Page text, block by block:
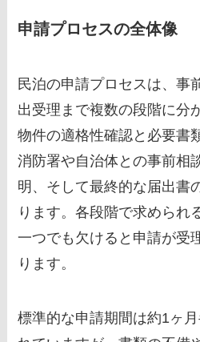
申請プロセスの全体像
民泊の申請プロセスは、事
出受理まで複数の段階に分
物件の適格性確認と必要書
消防署や自治体との事前相
明、そして最終的な届出書
ります。各段階で求められ
一つでも欠けると申請が受
ります。
標準的な申請期間は約1ヶ